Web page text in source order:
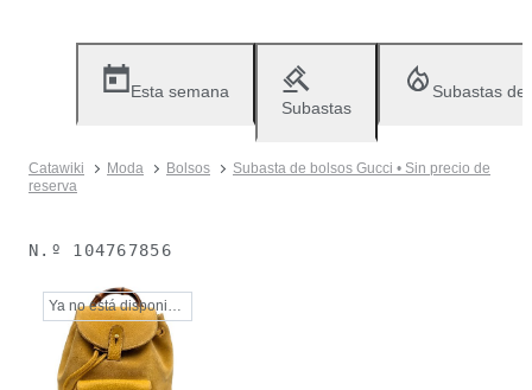
Esta semana
Subastas
Subastas
Catawiki Moda Bolsos
Subasta de bolsos Gucci • Sin precio de
reserva
N.º 104767856
Ya no está disponible